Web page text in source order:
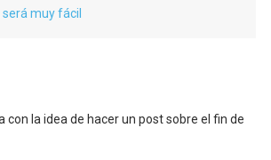
muy fácil
con la idea de hacer un post sobre el fin de